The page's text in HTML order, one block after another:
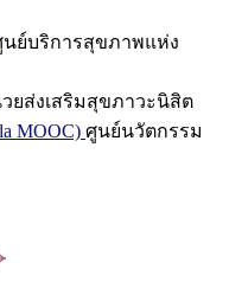
นย์บริการสุขภาพแห่ง
ยส่งเสริมสุขภาวะนิสิต
MOOC) ศูนย์นวัตกรรม